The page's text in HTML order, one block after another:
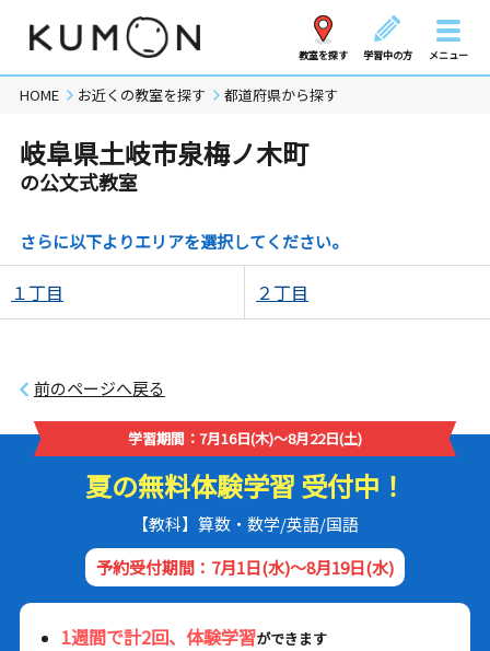
教室を探す 学習中の方 メニュー
HOME お近くの教室を探す 都道府県から探す
岐阜県土岐市泉梅ノ木町
の公文式教室
さらに以下よりエリアを選択してください。
１丁目 ２丁目
前のページへ戻る
学習期間：7月16日(木)～8月22日(土)
夏の無料体験学習 受付中！
【教科】算数・数学/英語/国語
予約受付期間：7月1日(水)～8月19日(水)
1週間で計2回、体験学習ができます